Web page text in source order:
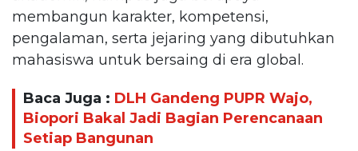
membangun karakter, kompetensi,
pengalaman, serta jejaring yang dibutuhkan
mahasiswa untuk bersaing di era global.
Baca Juga : DLH Gandeng PUPR Wajo,
Biopori Bakal Jadi Bagian Perencanaan
Setiap Bangunan